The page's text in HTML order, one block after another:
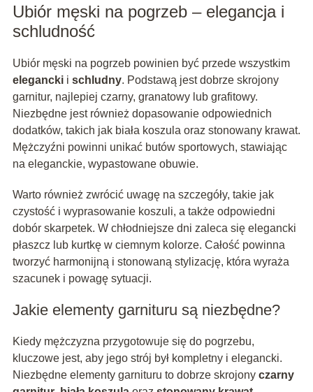
Ubiór męski na pogrzeb – elegancja i
schludność
Ubiór męski na pogrzeb powinien być przede wszystkim
eleganckii schludny. Podstawą jest dobrze skrojony
garnitur, najlepiej czarny, granatowy lub grafitowy.
Niezbędne jest również dopasowanie odpowiednich
dodatków, takich jak biała koszula oraz stonowany krawat.
Mężczyźni powinni unikać butów sportowych, stawiając
na eleganckie, wypastowane obuwie.
Warto również zwrócić uwagę na szczegóły, takie jak
czystość i wyprasowanie koszuli, a także odpowiedni
dobór skarpetek. W chłodniejsze dni zaleca się elegancki
płaszcz lub kurtkę w ciemnym kolorze. Całość powinna
tworzyć harmonijną i stonowaną stylizację, która wyraża
szacunek i powagę sytuacji.
Jakie elementy garnituru są niezbędne?
Kiedy mężczyzna przygotowuje się do pogrzebu,
kluczowe jest, aby jego strój był kompletny i elegancki.
Niezbędne elementy garnituru to dobrze skrojony czarny